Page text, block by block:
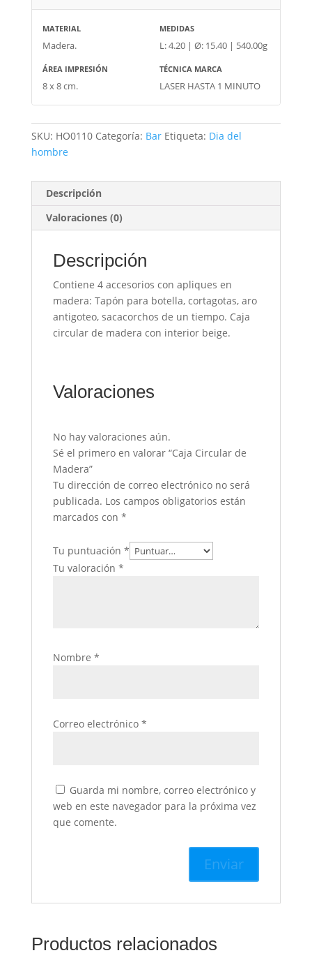
MATERIAL
Madera.
MEDIDAS
L: 4.20 | Ø: 15.40 | 540.00g
ÁREA IMPRESIÓN
8 x 8 cm.
TÉCNICA MARCA
LASER HASTA 1 MINUTO
SKU: HO0110 Categoría: Bar Etiqueta: Dia del
hombre
Descripción
Valoraciones (0)
Descripción
Contiene 4 accesorios con apliques en
madera: Tapón para botella, cortagotas, aro
antigoteo, sacacorchos de un tiempo. Caja
circular de madera con interior beige.
Valoraciones
No hay valoraciones aún.
Sé el primero en valorar “Caja Circular de
Madera”
Tu dirección de correo electrónico no será
publicada. Los campos obligatorios están
marcados con *
Tu puntuación *
Tu valoración *
Nombre *
Correo electrónico *
Guarda mi nombre, correo electrónico y
web en este navegador para la próxima vez
que comente.
Productos relacionados